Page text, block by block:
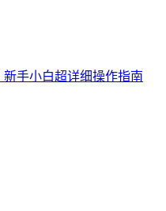
手小白超详细操作指南